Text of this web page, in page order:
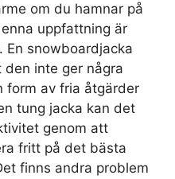
om du hamnar på
uppfattning är
En snowboardjacka
inte ger några
form av fria åtgärder
tung jacka kan det
genom att
fritt på det bästa
finns andra problem